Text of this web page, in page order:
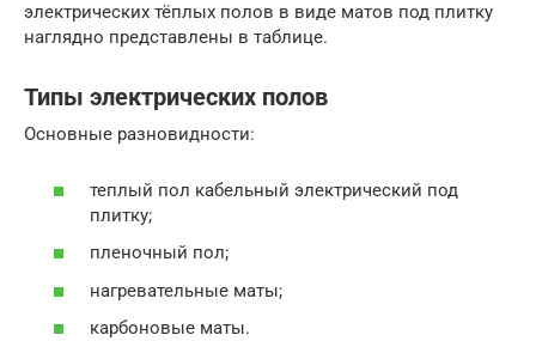
электрических тёплых полов в виде матов под плитку
наглядно представлены в таблице.
Типы электрических полов
Основные разновидности:
теплый пол кабельный электрический под
плитку;
пленочный пол;
нагревательные маты;
карбоновые маты.